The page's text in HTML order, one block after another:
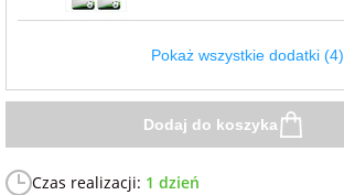
Pokaż wszystkie dodatki (4)
Dodaj do koszyka
Czas realizacji: 1 dzień